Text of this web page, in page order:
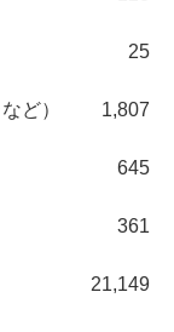
25
ど） 1,807
645
361
21,149